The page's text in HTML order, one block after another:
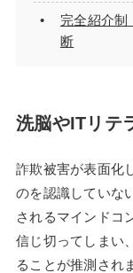
完全紹介制
断
洗脳やITリテ
詐欺被害が表面化
のを認識していな
されるマインドコ
信じ切ってしまい
ることが推測され